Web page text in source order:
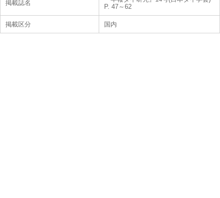
掲載誌名
P. 47～62
掲載区分 国内